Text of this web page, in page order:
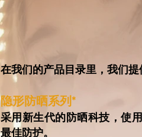
在我们的产品目录里，我们
隐形防晒系列*
采用新生代的防晒科技，使
最佳防护。